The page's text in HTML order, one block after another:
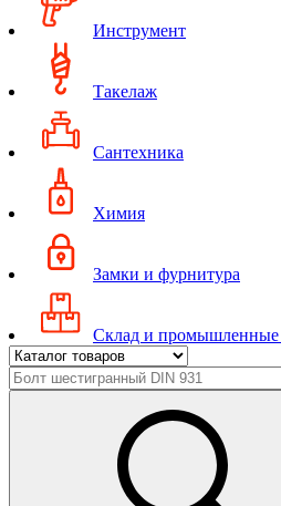
Инструмент
Такелаж
Сантехника
Химия
Замки и фурнитура
Склад и промышленные